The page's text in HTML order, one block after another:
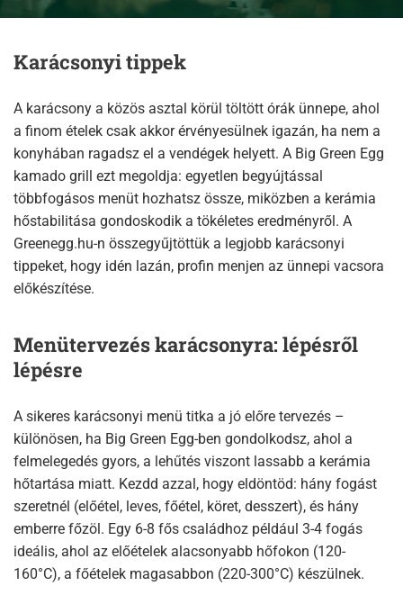
Karácsonyi tippek
A karácsony a közös asztal körül töltött órák ünnepe, ahol
a finom ételek csak akkor érvényesülnek igazán, ha nem a
konyhában ragadsz el a vendégek helyett. A Big Green Egg
kamado grill ezt megoldja: egyetlen begyújtással
többfogásos menüt hozhatsz össze, miközben a kerámia
hőstabilitása gondoskodik a tökéletes eredményről. A
Greenegg.hu-n összegyűjtöttük a legjobb karácsonyi
tippeket, hogy idén lazán, profin menjen az ünnepi vacsora
előkészítése.​
Menütervezés karácsonyra: lépésről
lépésre
A sikeres karácsonyi menü titka a jó előre tervezés –
különösen, ha Big Green Egg-ben gondolkodsz, ahol a
felmelegedés gyors, a lehűtés viszont lassabb a kerámia
hőtartása miatt. Kezdd azzal, hogy eldöntöd: hány fogást
szeretnél (előétel, leves, főétel, köret, desszert), és hány
emberre főzöl. Egy 6-8 fős családhoz például 3-4 fogás
ideális, ahol az előételek alacsonyabb hőfokon (120-
160°C), a főételek magasabbon (220-300°C) készülnek.​